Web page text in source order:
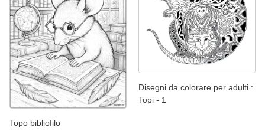
Topo bibliofilo
Disegni da colorare per adulti :
Topi - 1